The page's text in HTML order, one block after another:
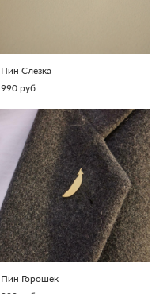
Пин Слёзка
990 pуб.
Пин Горошек